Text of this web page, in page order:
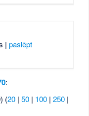
| paslēpt
:
(20 |50 | 100 |250 |